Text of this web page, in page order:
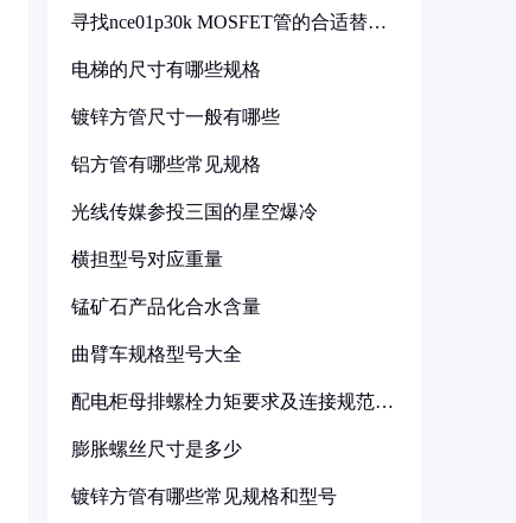
寻找nce01p30k MOSFET管的合适替代
电梯的尺寸有哪些规格
镀锌方管尺寸一般有哪些
铝方管有哪些常见规格
光线传媒参投三国的星空爆冷
横担型号对应重量
锰矿石产品化合水含量
曲臂车规格型号大全
配电柜母排螺栓力矩要求及连接规范详
膨胀螺丝尺寸是多少
镀锌方管有哪些常见规格和型号